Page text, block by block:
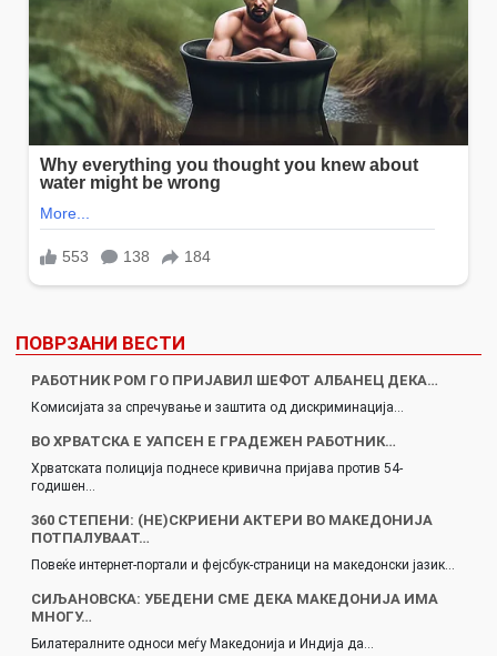
ПОВРЗАНИ ВЕСТИ
РАБОТНИК РОМ ГО ПРИЈАВИЛ ШЕФОТ АЛБАНЕЦ ДЕКА…
Комисијата за спречување и заштита од дискриминација…
ВО ХРВАТСКА Е УАПСЕН Е ГРАДЕЖЕН РАБОТНИК…
Хрватската полиција поднесе кривична пријава против 54-
годишен…
360 СТЕПЕНИ: (НЕ)СКРИЕНИ АКТЕРИ ВО МАКЕДОНИЈА
ПОТПАЛУВААТ…
Повеќе интернет-портали и фејсбук-страници на македонски јазик…
СИЉАНОВСКА: УБЕДЕНИ СМЕ ДЕКА МАКЕДОНИЈА ИМА
МНОГУ…
Билатералните односи меѓу Македонија и Индија да…